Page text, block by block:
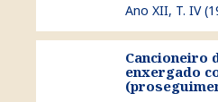
Ano XII, T. IV
ver Cancioneiro da
Cancioneiro
enxergado